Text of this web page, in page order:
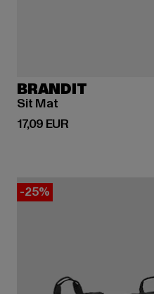
BRANDIT
Sit Mat
17,09 EUR
Derzeitiger Preis: 17,09 EUR
-25%